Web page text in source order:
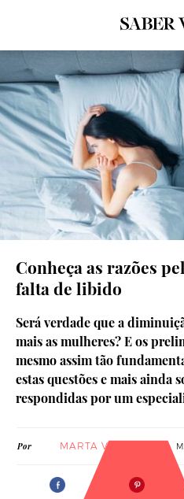
© Getty Images
Conheça as razões
falta de libido
Será verdade que a
mais as mulheres? E os
mesmo assim tão
estas questões e mais ainda
respondidas por um
Por MARTA VIEIRA